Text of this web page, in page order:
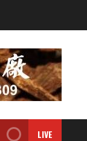
LIVE